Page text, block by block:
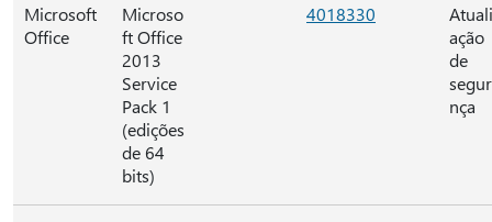
Microsoft
Office
Microso
ft Office
2013
Service
Pack 1
(edições
de 64
bits)
4018330
ação
de
nça